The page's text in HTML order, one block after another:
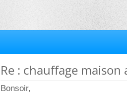
Re : chauffage maison
Bonsoir,